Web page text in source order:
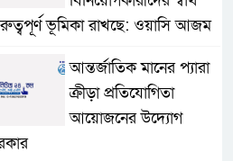
ভূমিকা রাখছে: ওয়াসি আজম
আন্তর্জাতিক মানের প্যারা
ক্রীড়া প্রতিযোগিতা
আয়োজনের উদ্যোগ